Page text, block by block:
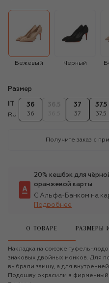
Бежевый Черный
Размер
RU
36
36
37
37
37.5
37.5
Получите заказ с
20% кешбэк для
оранжевой карты
С Альфа-Банком на
Подробнее
О ТОВАРЕ РАЗМЕРЫ
Накладка на союзке туфель-
знаковых двойных монков. Для
выбрали замшу, а для
Подошву окрасили в фирменный